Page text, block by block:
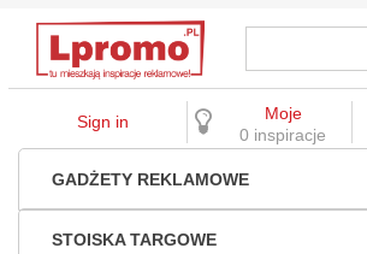
Sign in
Moje
0 inspiracje
GADŻETY REKLAMOWE
STOISKA TARGOWE